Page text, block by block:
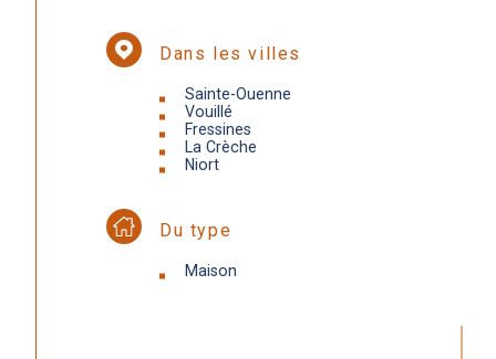
Dans les villes
Sainte-Ouenne
Vouillé
Fressines
La Crèche
Niort
Du type
Maison